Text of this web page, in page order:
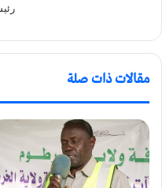
مقالات ذات صلة